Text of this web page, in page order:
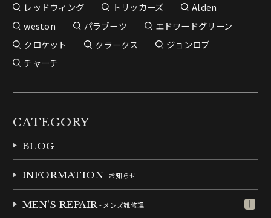
レッドウィング トリッカーズ
Alden
weston
パラブーツ
エドワードグリーン
クロケット
クラークス
ジョンロブ
チャーチ
CATEGORY
BLOG
INFORMATION- お知らせ
MEN'S REPAIR- メンズ靴修理